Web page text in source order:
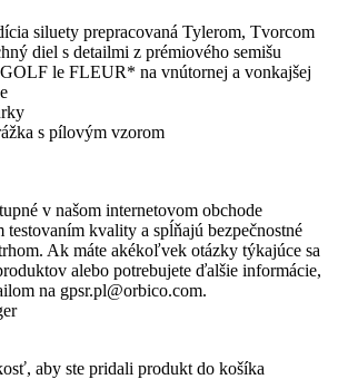
siluety prepracovaná Tylerom, Tvorcom
diel s detailmi z prémiového semišu
le FLEUR* na vnútornej a vonkajšej
s pílovým vzorom
v našom internetovom obchode
testovaním kvality a spĺňajú bezpečnostné
Ak máte akékoľvek otázky týkajúce sa
alebo potrebujete ďalšie informácie,
na gpsr.pl@orbico.com.
aby ste pridali produkt do košíka